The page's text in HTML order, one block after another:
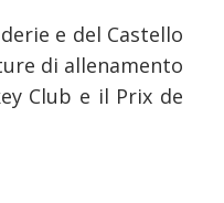
e del Castello
di allenamento
Club e il Prix de